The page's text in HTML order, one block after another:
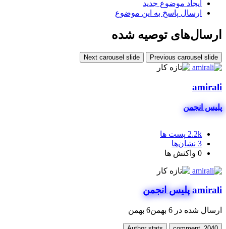
ایجاد موضوع جدید
ارسال پاسخ به این موضوع
ارسال‌های توصیه شده
Previous carousel slide
Next carousel slide
amirali
پلیس انجمن
2.2k پست ها
3 نشان‌ها
0 واکنش ها
amirali پلیس انجمن
ارسال شده در 6 بهمن 6 بهمن